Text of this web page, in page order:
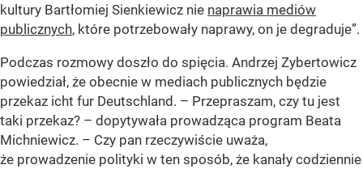
kultury Bartłomiej Sienkiewicz nie naprawia mediów
publicznych, które potrzebowały naprawy, on je degraduje”.
Podczas rozmowy doszło do spięcia. Andrzej Zybertowicz
powiedział, że obecnie w mediach publicznych będzie
przekaz icht fur Deutschland. – Przepraszam, czy tu jest
taki przekaz? – dopytywała prowadząca program Beata
Michniewicz. – Czy pan rzeczywiście uważa,
że prowadzenie polityki w ten sposób, że kanały codziennie